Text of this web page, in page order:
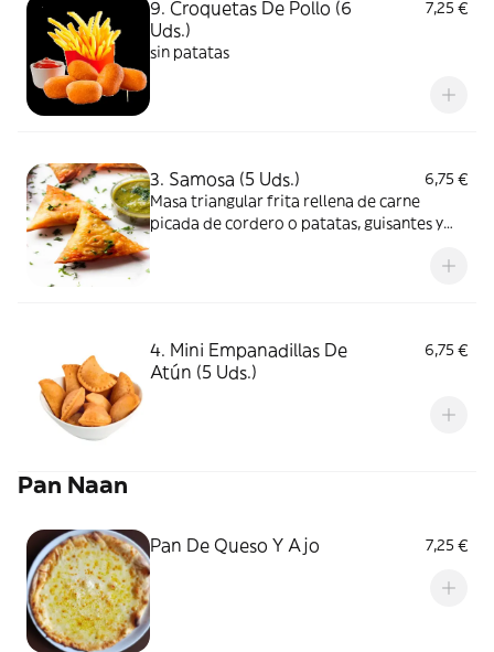
9. Croquetas De Pollo (6
Uds.)
7,25 €
sin patatas
3. Samosa (5 Uds.)
6,75 €
Masa triangular frita rellena de carne
picada de cordero o patatas, guisantes y
4. Mini Empanadillas De
Atún (5 Uds.)
6,75 €
Pan Naan
Pan De Queso Y Ajo 7,25 €